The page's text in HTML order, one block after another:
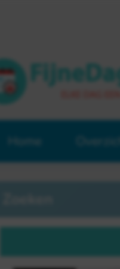
Home